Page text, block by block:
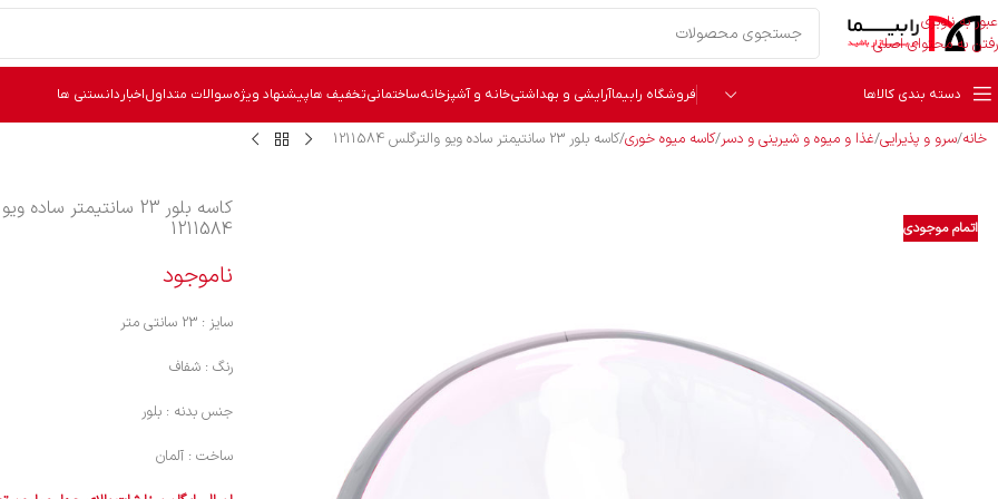
عبور به ناوبری
رفتن به محتوای اصلی
دسته بندی کالاها فروشگاه رابیماآرایشی و بهداشتیخانه و آشپزخانهساختمانیتخفیف هاپیشنهاد ویژهسوالات متداولاخبار دانستنی ها
خانه سرو و پذیرایی غذا و میوه و شیرینی و دسر کاسه میوه خوری کاسه بلور 23 سانتیمتر ساده ویو والترگلس 1211584
اتمام موجودی
کاسه بلور 23 سانتیمتر
1211584
ناموجود
سایز : 23 سانتی متر
رنگ : شفاف
جنس بدنه : بلور
ساخت : آلمان